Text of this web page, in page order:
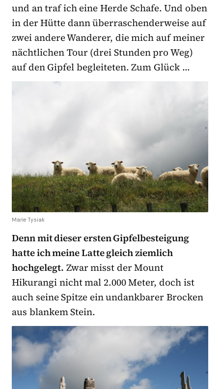
und an traf ich eine Herde Schafe. Und oben
in der Hütte dann überraschenderweise auf
zwei andere Wanderer, die mich auf meiner
nächtlichen Tour (drei Stunden pro Weg)
auf den Gipfel begleiteten. Zum Glück …
Marie Tysiak
Denn mit dieser ersten Gipfelbesteigung
hatte ich meine Latte gleich ziemlich
hochgelegt. Zwar misst der Mount
Hikurangi nicht mal 2.000 Meter, doch ist
auch seine Spitze ein undankbarer Brocken
aus blankem Stein.